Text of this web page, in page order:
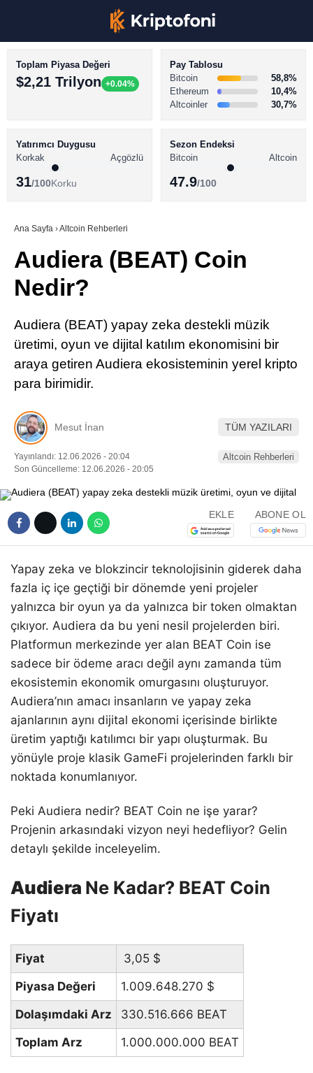
Youtube
Pinterest
LinkedIn
BİTCOİN HABERLERİ
ALTCOİN HABERLERİ
SÖZLÜK
Toplam Piyasa Değeri
$2,21 Trilyon +0.04%
Pay Tablosu
Bitcoin
58,8%
Ethereum
10,4%
Altcoinler
30,7%
Yatırımcı Duygusu
Korkak
Açgözlü
31/100Korku
Sezon Endeksi
Bitcoin
Altcoin
47.9/100
Ana Sayfa ›Altcoin Rehberleri
Audiera (BEAT) Coin
Nedir?
Audiera (BEAT) yapay zeka destekli müzik
üretimi, oyun ve dijital katılım ekonomisini bir
araya getiren Audiera ekosisteminin yerel kripto
para birimidir.
Mesut İnan TÜM YAZILARI
Yayınlandı: 12.06.2026 - 20:04
Son Güncelleme: 12.06.2026 - 20:05
Altcoin Rehberleri
EKLE ABONE OL
Yapay zeka ve blokzincir teknolojisinin giderek daha
fazla iç içe geçtiği bir dönemde yeni projeler
yalnızca bir oyun ya da yalnızca bir token olmaktan
çıkıyor. Audiera da bu yeni nesil projelerden biri.
Platformun merkezinde yer alan BEAT Coin ise
sadece bir ödeme aracı değil aynı zamanda tüm
ekosistemin ekonomik omurgasını oluşturuyor.
Audiera’nın amacı insanların ve yapay zeka
ajanlarının aynı dijital ekonomi içerisinde birlikte
üretim yaptığı katılımcı bir yapı oluşturmak. Bu
yönüyle proje klasik GameFi projelerinden farklı bir
noktada konumlanıyor.
Peki Audiera nedir? BEAT Coin ne işe yarar?
Projenin arkasındaki vizyon neyi hedefliyor? Gelin
detaylı şekilde inceleyelim.
Audiera Ne Kadar? BEAT Coin
Fiyatı
Fiyat 3,05 $
Piyasa Değeri
1.009.648.270 $
Dolaşımdaki Arz
330.516.666 BEAT
Toplam Arz
1.000.000.000 BEAT